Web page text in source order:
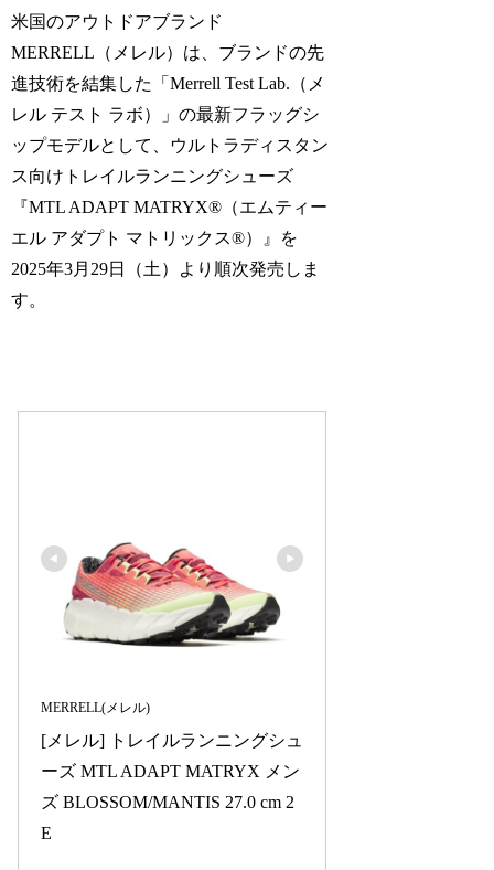
米国のアウトドアブランド
MERRELL（メレル）は、ブランドの先
進技術を結集した「Merrell Test Lab.（メ
レル テスト ラボ）」の最新フラッグシ
ップモデルとして、ウルトラディスタン
ス向けトレイルランニングシューズ
『MTL ADAPT MATRYX®（エムティー
エル アダプト マトリックス®）』を
2025年3月29日（土）より順次発売しま
す。
MERRELL(メレル)
[メレル] トレイルランニングシュ
ーズ MTL ADAPT MATRYX メン
ズ BLOSSOM/MANTIS 27.0 cm 2
E